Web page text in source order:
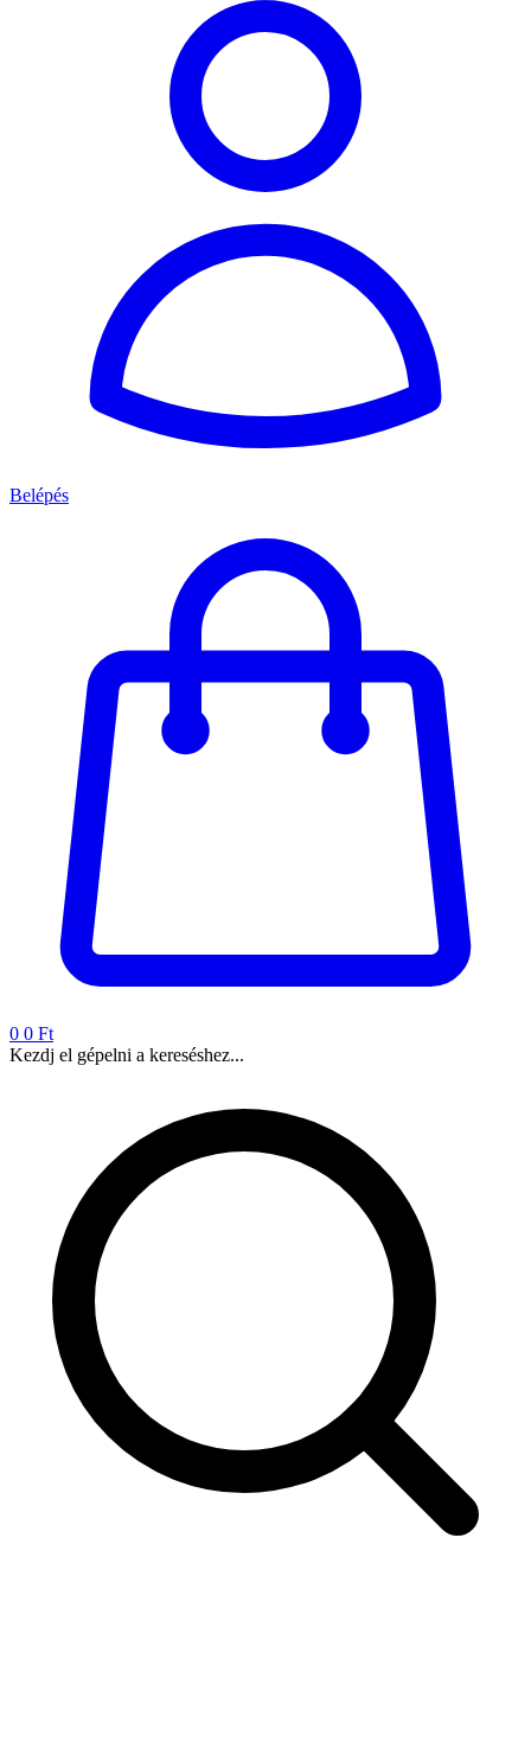
Belépés
0 0 Ft
Kezdj el gépelni a kereséshez...